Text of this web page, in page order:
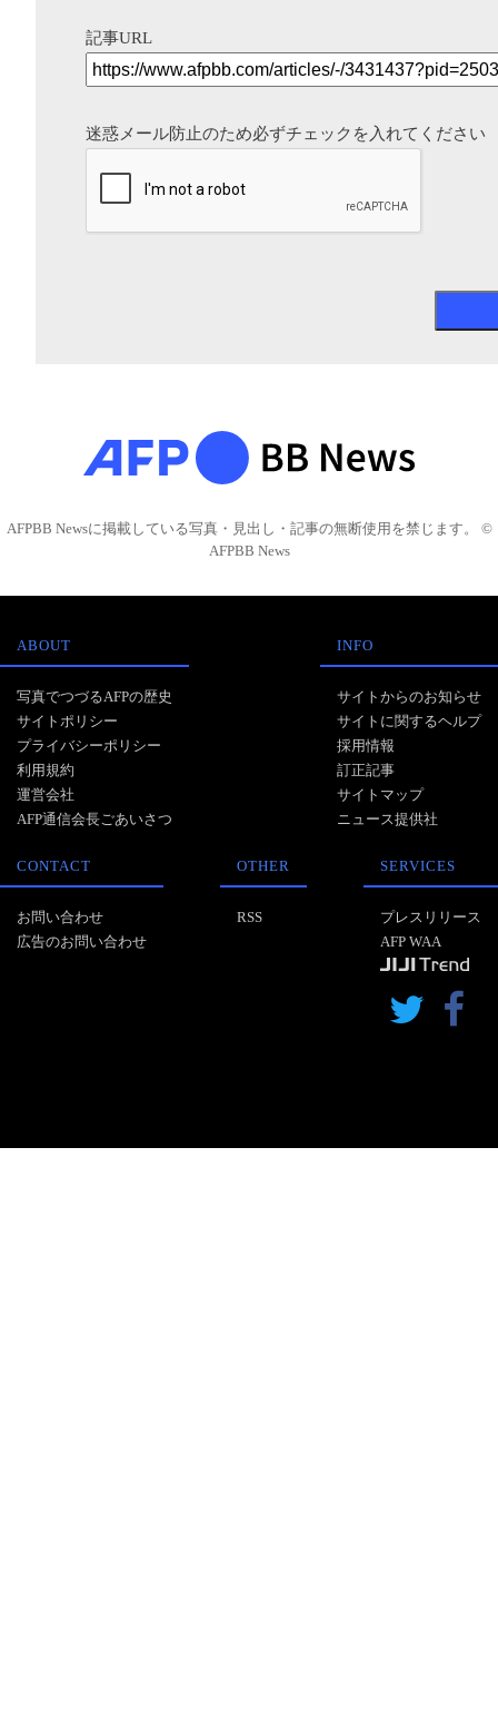
記事URL
迷惑メール防止のため必ずチェックを入れてください
AFPBB Newsに掲載している写真・見出し・記事の無断使用を禁じます。 ©
AFPBB News
ABOUT
写真でつづるAFPの歴史
サイトポリシー
プライバシーポリシー
利用規約
運営会社
AFP通信会長ごあいさつ
INFO
サイトからのお知らせ
サイトに関するヘルプ
採用情報
訂正記事
サイトマップ
ニュース提供社
CONTACT
お問い合わせ
広告のお問い合わせ
OTHER
RSS
SERVICES
プレスリリース
AFP WAA